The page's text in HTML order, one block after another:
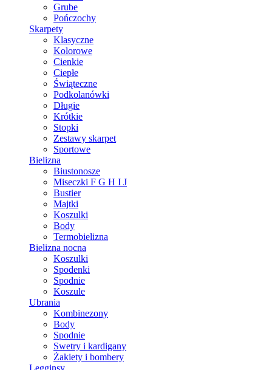
Grube
Pończochy
Skarpety
Klasyczne
Kolorowe
Cienkie
Ciepłe
Świąteczne
Podkolanówki
Długie
Krótkie
Stopki
Zestawy skarpet
Sportowe
Bielizna
Biustonosze
Miseczki F G H I J
Bustier
Majtki
Koszulki
Body
Termobielizna
Bielizna nocna
Koszulki
Spodenki
Spodnie
Koszule
Ubrania
Kombinezony
Body
Spodnie
Swetry i kardigany
Żakiety i bombery
Legginsy